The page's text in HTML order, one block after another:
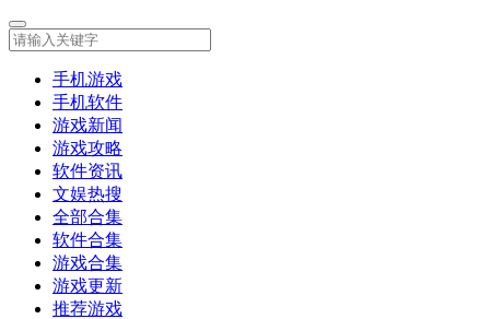
手机游戏
手机软件
游戏新闻
游戏攻略
软件资讯
文娱热搜
全部合集
软件合集
游戏合集
游戏更新
推荐游戏